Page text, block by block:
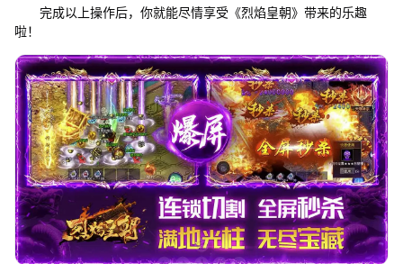
完成以上操作后，你就能尽情享受《烈焰皇朝》带来的乐趣
啦！